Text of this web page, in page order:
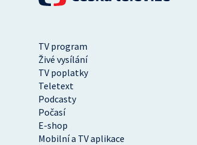
TV program
Živé vysílání
TV poplatky
Teletext
Podcasty
Počasí
E-shop
Mobilní a TV aplikace